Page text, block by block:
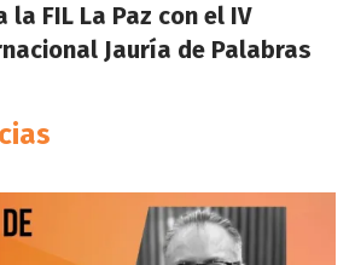
FIL La Paz con el IV
Jauría de Palabras